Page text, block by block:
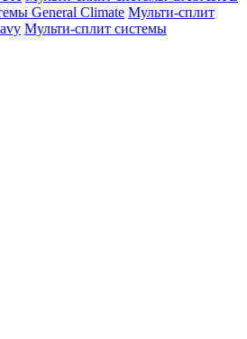
General Climate Мульти-сплит
Мульти-сплит системы